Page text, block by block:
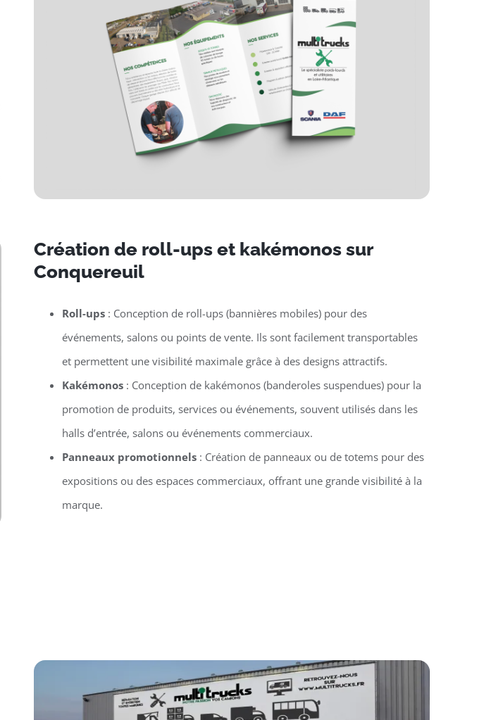
Création de roll-ups et kakémonos sur
Conquereuil
Roll-ups : Conception de roll-ups (bannières mobiles) pour des
événements, salons ou points de vente. Ils sont facilement transportables
et permettent une visibilité maximale grâce à des designs attractifs.
Kakémonos : Conception de kakémonos (banderoles suspendues) pour la
promotion de produits, services ou événements, souvent utilisés dans les
halls d’entrée, salons ou événements commerciaux.
Panneaux promotionnels : Création de panneaux ou de totems pour des
expositions ou des espaces commerciaux, offrant une grande visibilité à la
marque.